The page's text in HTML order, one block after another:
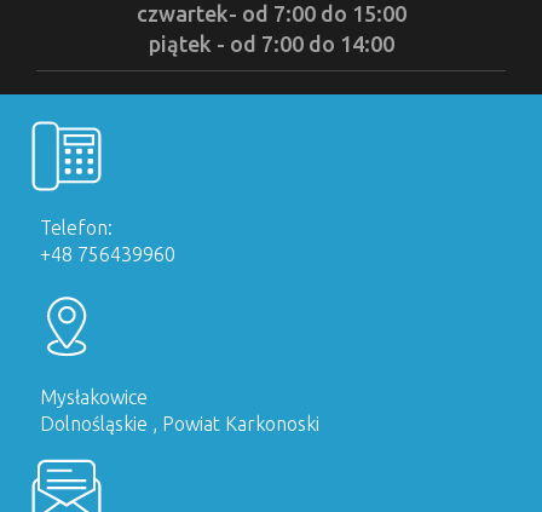
czwartek- od 7:00 do 15:00
piątek - od 7:00 do 14:00
Telefon:
+48 756439960
Mysłakowice
Dolnośląskie , Powiat Karkonoski